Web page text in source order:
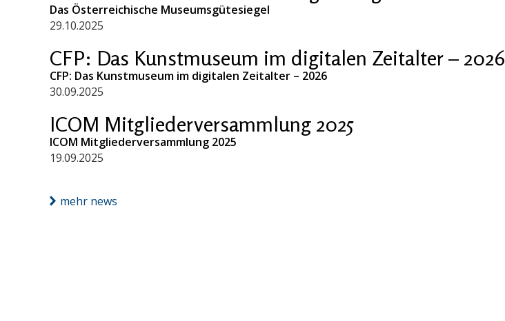
Das Österreichische Museumsgütesiegel
29.10.2025
CFP: Das Kunstmuseum im digitalen Zeitalter – 2026
CFP: Das Kunstmuseum im digitalen Zeitalter – 2026
30.09.2025
ICOM Mitgliederversammlung 2025
ICOM Mitgliederversammlung 2025
19.09.2025
mehr news